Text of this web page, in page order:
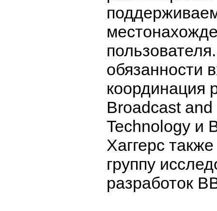
обязанности
координация
Broadcast
Technology и
Хаггерс
группу
разработок